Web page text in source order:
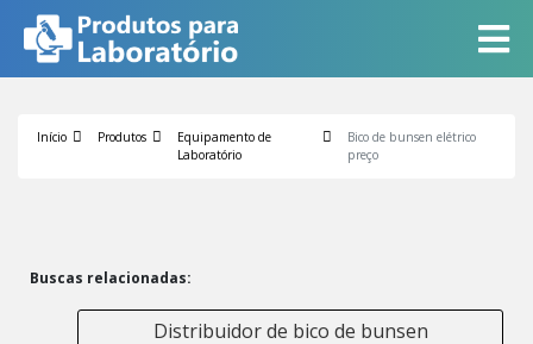
Início Produtos
Equipamento de
Laboratório
Bico de bunsen elétrico
preço
Buscas relacionadas:
Distribuidor de bico de bunsen